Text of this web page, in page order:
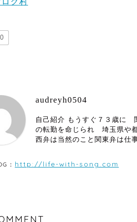
0
audreyh0504
自己紹介 もうすぐ７３歳に
の転勤を命じられ 埼玉県や
西弁は当然のこと関東弁は仕
： http://life-with-song.com